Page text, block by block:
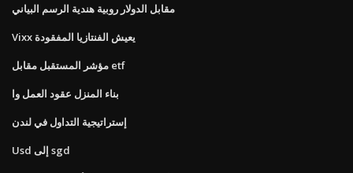
مقابل الدولار روبية هندية الرسم البياني
Vixx يعيش الفنتازيا المفقودة
مؤشر المستقبل مقابل etf
بناء المنزل عقود العمل وا
إستراتيجية التداول في لندن
Usd إلى sgd